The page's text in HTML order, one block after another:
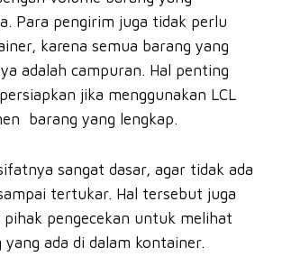
Para pengirim juga tidak perlu
karena semua barang yang
adalah campuran. Hal penting
jika menggunakan LCL
barang yang lengkap.
sangat dasar, agar tidak ada
tertukar. Hal tersebut juga
pihak pengecekan untuk melihat
ada di dalam kontainer.